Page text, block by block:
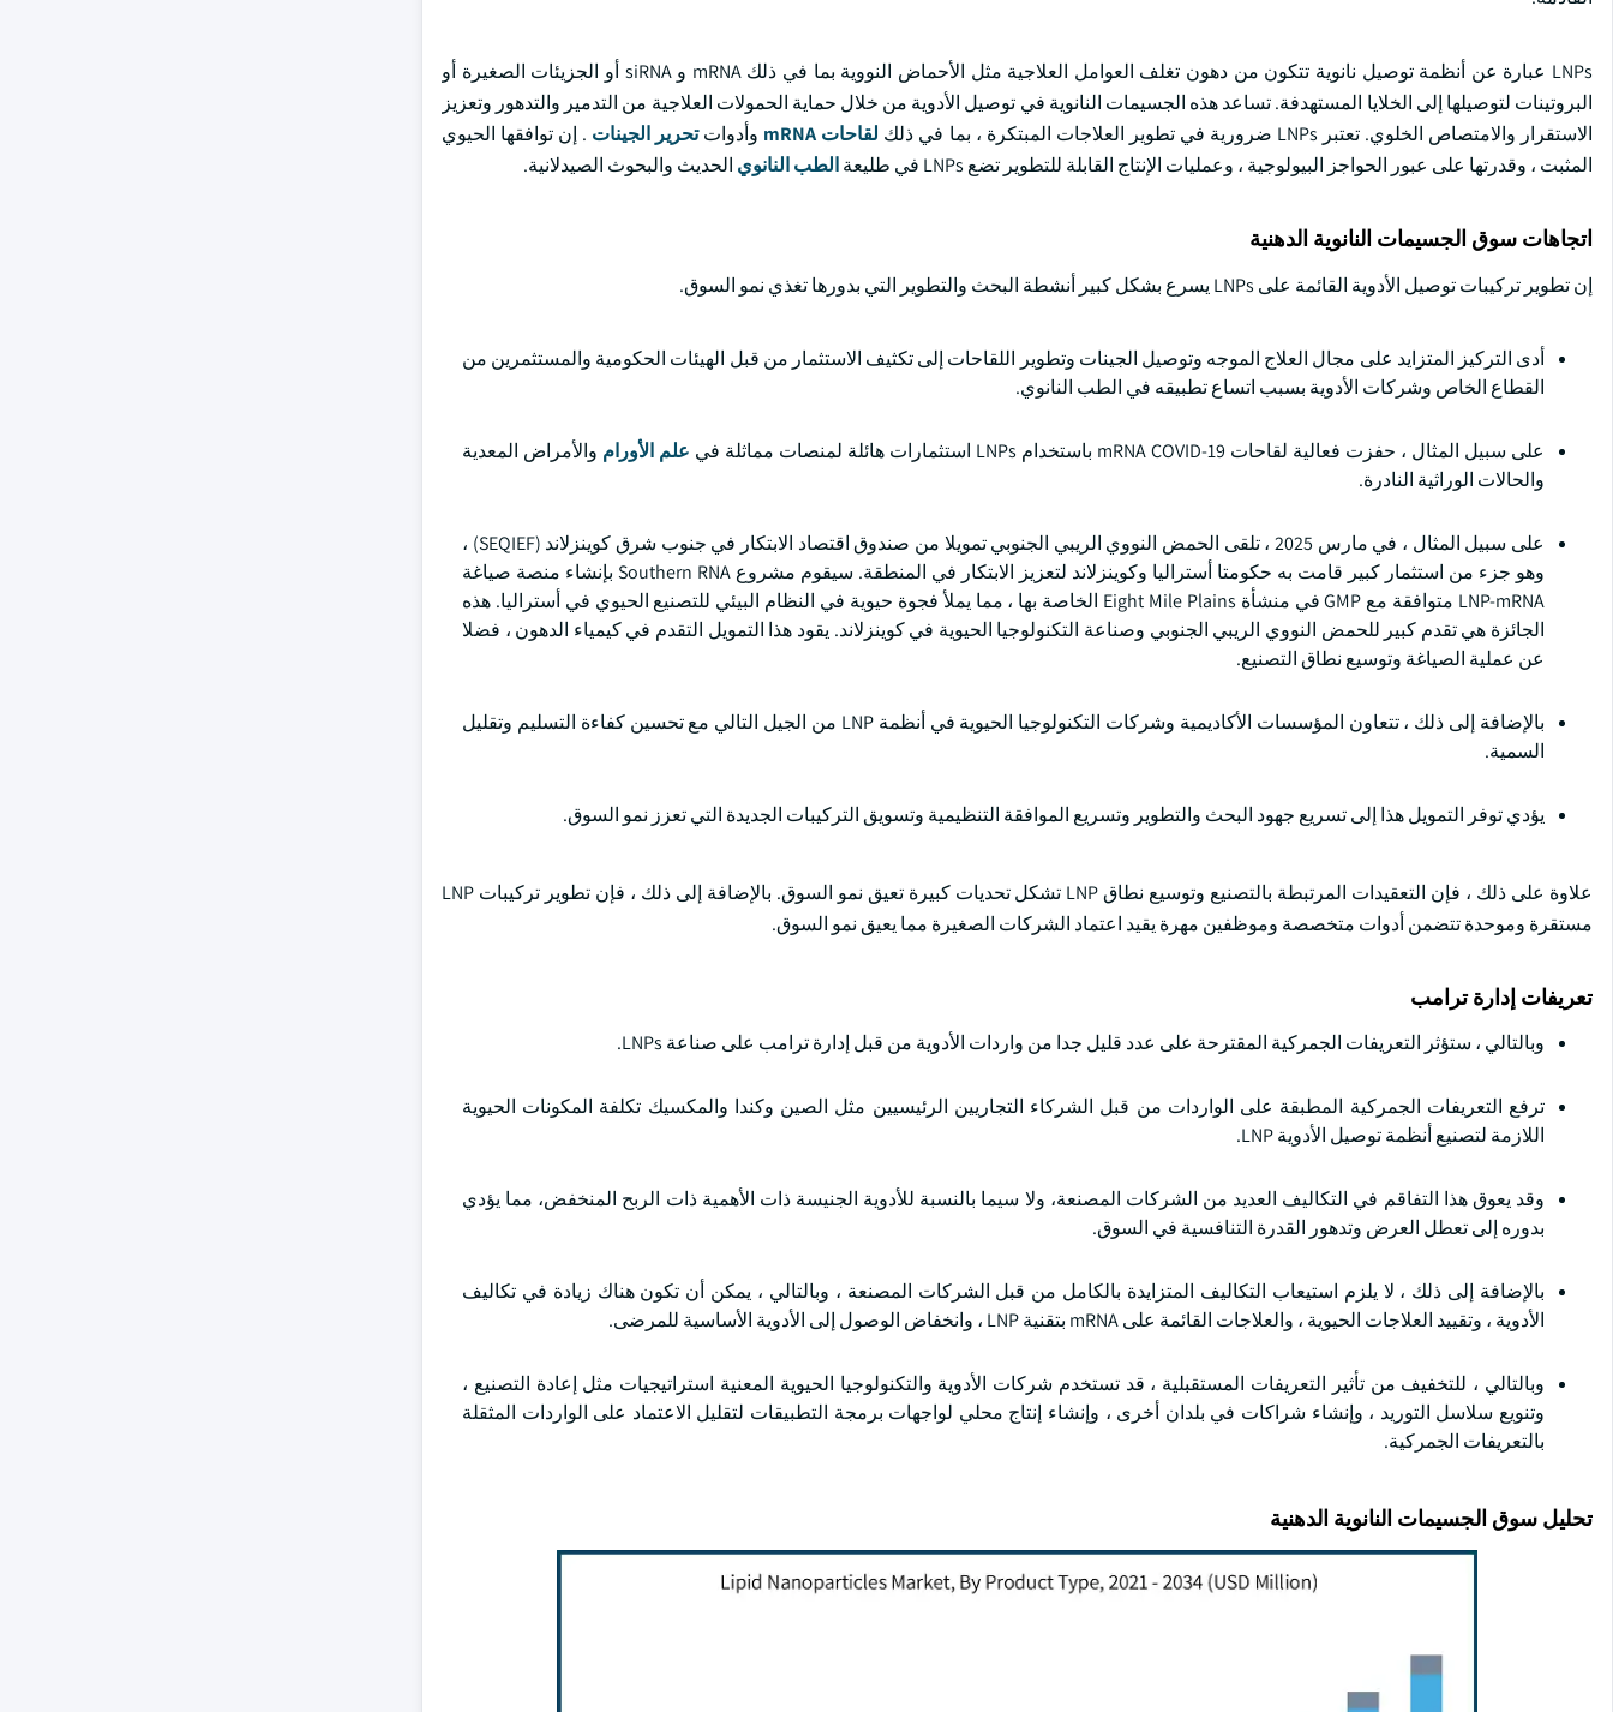
LNPs عبارة عن أنظمة توصيل نانوية تتكون من دهون تغلف العوامل العلاجية مثل الأحماض النووية بما في ذلك mRNA و siRNA أو الجزيئات الصغيرة أو
البروتينات لتوصيلها إلى الخلايا المستهدفة. تساعد هذه الجسيمات النانوية في توصيل الأدوية من خلال حماية الحمولات العلاجية من التدمير والتدهور وتعزيز
الاستقرار والامتصاص الخلوي. تعتبر LNPs ضرورية في تطوير العلاجات المبتكرة ، بما في ذلك
لقاحات mRNA وأدواتتحرير الجينات . إن توافقها الحيوي
المثبت ، وقدرتها على عبور الحواجز البيولوجية ، وعمليات الإنتاج القابلة للتطوير تضع LNPs في طليعة
الطب النانوي الحديث والبحوث الصيدلانية.
اتجاهات سوق الجسيمات النانوية الدهنية
إن تطوير تركيبات توصيل الأدوية القائمة على LNPs يسرع بشكل كبير أنشطة البحث والتطوير التي بدورها تغذي نمو السوق.
أدى التركيز المتزايد على مجال العلاج الموجه وتوصيل الجينات وتطوير اللقاحات إلى تكثيف الاستثمار من قبل الهيئات الحكومية والمستثمرين من
القطاع الخاص وشركات الأدوية بسبب اتساع تطبيقه في الطب النانوي.
على سبيل المثال ، حفزت فعالية لقاحات mRNA COVID-19 باستخدام LNPs استثمارات هائلة لمنصات مماثلة في علم الأورام والأمراض المعدية
والحالات الوراثية النادرة.
على سبيل المثال ، في مارس 2025 ، تلقى الحمض النووي الريبي الجنوبي تمويلا من صندوق اقتصاد الابتكار في جنوب شرق كوينزلاند (SEQIEF) ،
وهو جزء من استثمار كبير قامت به حكومتا أستراليا وكوينزلاند لتعزيز الابتكار في المنطقة. سيقوم مشروع Southern RNA بإنشاء منصة صياغة
LNP-mRNA متوافقة مع GMP في منشأة Eight Mile Plains الخاصة بها ، مما يملأ فجوة حيوية في النظام البيئي للتصنيع الحيوي في أستراليا. هذه
الجائزة هي تقدم كبير للحمض النووي الريبي الجنوبي وصناعة التكنولوجيا الحيوية في كوينزلاند. يقود هذا التمويل التقدم في كيمياء الدهون ، فضلا
عن عملية الصياغة وتوسيع نطاق التصنيع.
بالإضافة إلى ذلك ، تتعاون المؤسسات الأكاديمية وشركات التكنولوجيا الحيوية في أنظمة LNP من الجيل التالي مع تحسين كفاءة التسليم وتقليل
السمية.
يؤدي توفر التمويل هذا إلى تسريع جهود البحث والتطوير وتسريع الموافقة التنظيمية وتسويق التركيبات الجديدة التي تعزز نمو السوق.
علاوة على ذلك ، فإن التعقيدات المرتبطة بالتصنيع وتوسيع نطاق LNP تشكل تحديات كبيرة تعيق نمو السوق. بالإضافة إلى ذلك ، فإن تطوير تركيبات LNP
مستقرة وموحدة تتضمن أدوات متخصصة وموظفين مهرة يقيد اعتماد الشركات الصغيرة مما يعيق نمو السوق.
تعريفات إدارة ترامب
وبالتالي ، ستؤثر التعريفات الجمركية المقترحة على عدد قليل جدا من واردات الأدوية من قبل إدارة ترامب على صناعة LNPs.
ترفع التعريفات الجمركية المطبقة على الواردات من قبل الشركاء التجاريين الرئيسيين مثل الصين وكندا والمكسيك تكلفة المكونات الحيوية
اللازمة لتصنيع أنظمة توصيل الأدوية LNP.
وقد يعوق هذا التفاقم في التكاليف العديد من الشركات المصنعة، ولا سيما بالنسبة للأدوية الجنيسة ذات الأهمية ذات الربح المنخفض، مما يؤدي
بدوره إلى تعطل العرض وتدهور القدرة التنافسية في السوق.
بالإضافة إلى ذلك ، لا يلزم استيعاب التكاليف المتزايدة بالكامل من قبل الشركات المصنعة ، وبالتالي ، يمكن أن تكون هناك زيادة في تكاليف
الأدوية ، وتقييد العلاجات الحيوية ، والعلاجات القائمة على mRNA بتقنية LNP ، وانخفاض الوصول إلى الأدوية الأساسية للمرضى.
وبالتالي ، للتخفيف من تأثير التعريفات المستقبلية ، قد تستخدم شركات الأدوية والتكنولوجيا الحيوية المعنية استراتيجيات مثل إعادة التصنيع ،
وتنويع سلاسل التوريد ، وإنشاء شراكات في بلدان أخرى ، وإنشاء إنتاج محلي لواجهات برمجة التطبيقات لتقليل الاعتماد على الواردات المثقلة
بالتعريفات الجمركية.
تحليل سوق الجسيمات النانوية الدهنية